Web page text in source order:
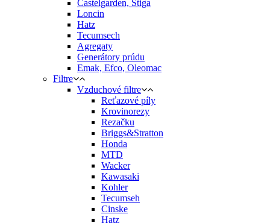
Castelgarden, Stiga
Loncin
Hatz
Tecumsech
Agregaty
Generátory prúdu
Emak, Efco, Oleomac
Filtre
Vzduchové filtre
Reťazové píly
Krovinorezy
Rezačku
Briggs&Stratton
Honda
MTD
Wacker
Kawasaki
Kohler
Tecumseh
Cinske
Hatz